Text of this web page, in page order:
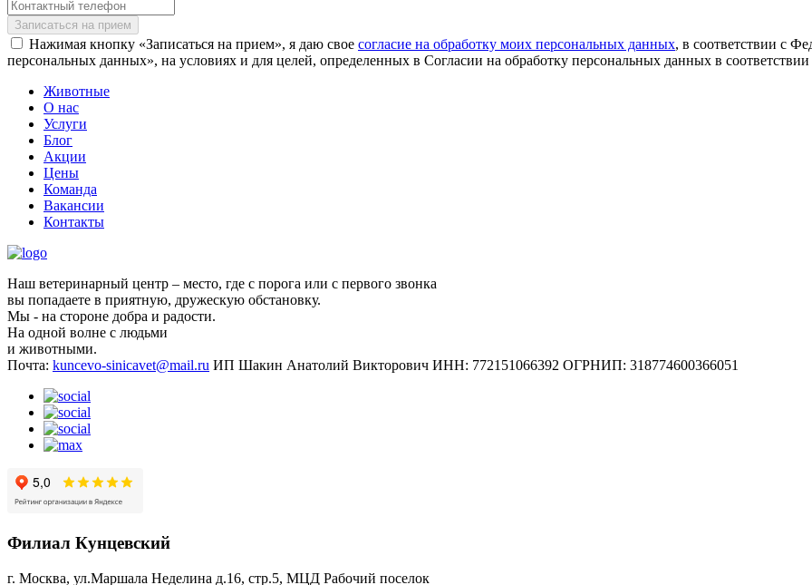
Нажимая кнопку «Записаться на прием», я даю свое согласие на обработку моих персональных данных, в соответствии с
персональных данных», на условиях и для целей, определенных в Согласии на обработку персональных данных в соответствии
Животные
О нас
Услуги
Блог
Акции
Цены
Команда
Вакансии
Контакты
Наш ветеринарный центр – место, где с порога или с первого звонка
вы попадаете в приятную, дружескую обстановку.
Мы - на стороне добра и радости.
На одной волне с людьми
и животными.
Почта: kuncevo-sinicavet@mail.ru ИП Шакин Анатолий Викторович ИНН: 772151066392 ОГРНИП: 318774600366051
Филиал Кунцевский
г. Москва, ул.Маршала Неделина д.16, стр.5, МЦД Рабочий поселок